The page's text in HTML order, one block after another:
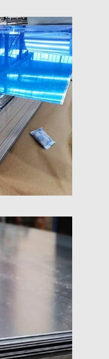
Calibre
de rigidez,
Ideal
a
De
alumínio e
projeto.